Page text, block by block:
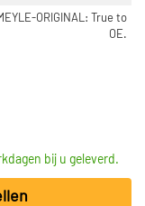
ORIGINAL: True to
OE.
bij u geleverd.